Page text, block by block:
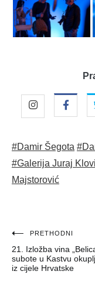
#Damir Šegota
#Galerija Juraj
Majstorović
objava
PRETHODNI
21. Izložba vina
subote u Kastvu
iz cijele Hrvatske